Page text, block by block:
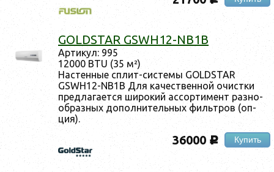
GOLDSTAR GSWH12-NB1B
Ар­ти­кул: 995
12000 BTU (35 м²)
Нас­тенные сплит-сис­те­мы GOLDSTAR
GSWH12-NB1B Для ка­чес­твен­ной очис­тки
пред­ла­га­ет­ся ши­рокий ас­сорти­мент раз­но­
об­разных до­пол­ни­тель­ных филь­тров (оп­
ция).
36000 c Купить